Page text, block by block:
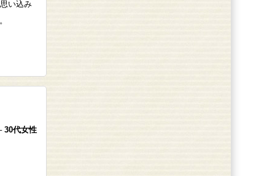
い込み
30代女性